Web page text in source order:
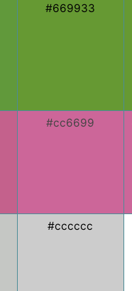
#669933
#cc6699
#cccccc